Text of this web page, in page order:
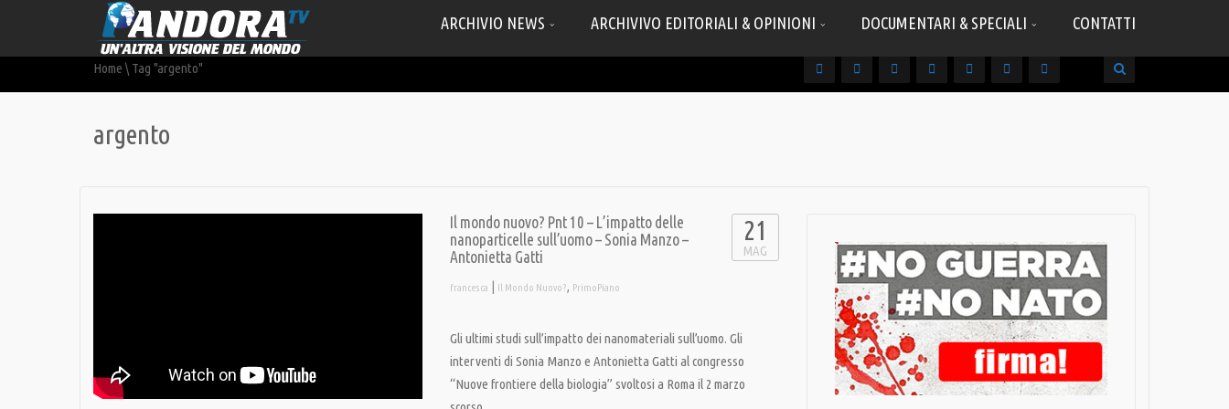
ARCHIVIO NEWS ARCHIVIVO EDITORIALI & OPINIONI DOCUMENTARI & SPECIALI CONTATTI
Home \ Tag "argento"
argento
Il mondo nuovo? Pnt 10 – L’impatto delle
nanoparticelle sull’uomo – Sonia Manzo –
Antonietta Gatti
francesca | Il Mondo Nuovo?, PrimoPiano
21
MAG
Gli ultimi studi sull’impatto dei nanomateriali sull’uomo. Gli
interventi di Sonia Manzo e Antonietta Gatti al congresso
“Nuove frontiere della biologia” svoltosi a Roma il 2 marzo